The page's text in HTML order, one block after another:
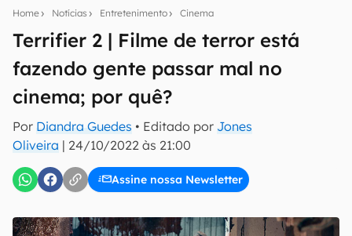
Home Notícias Entretenimento Cinema
Terrifier 2 | Filme de terror está
fazendo gente passar mal no
cinema; por quê?
Por Diandra Guedes • Editado por Jones
Oliveira | 24/10/2022 às 21:00
Assine nossa Newsletter
notícias e reviews sobre tecnologia em primeira
mão.
E-mail
inscreva-se
Confirmo que li, aceito e concordo com os Termos de
Uso e Política de Privacidade do Canaltech.